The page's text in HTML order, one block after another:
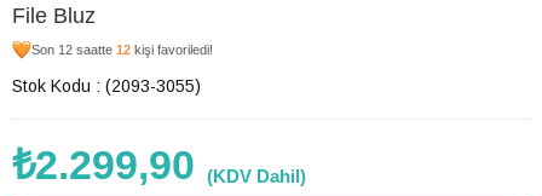
File Bluz
Son 12 saatte 12 kişi favoriledi!
Stok Kodu (2093-3055)
₺2.299,90 (KDV Dahil)